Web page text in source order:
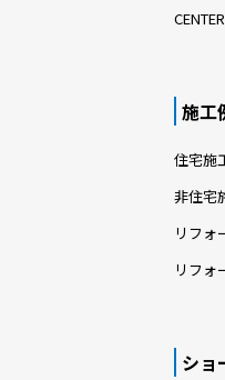
施工
住宅施
非住宅
リフォ
リフォ
ショ